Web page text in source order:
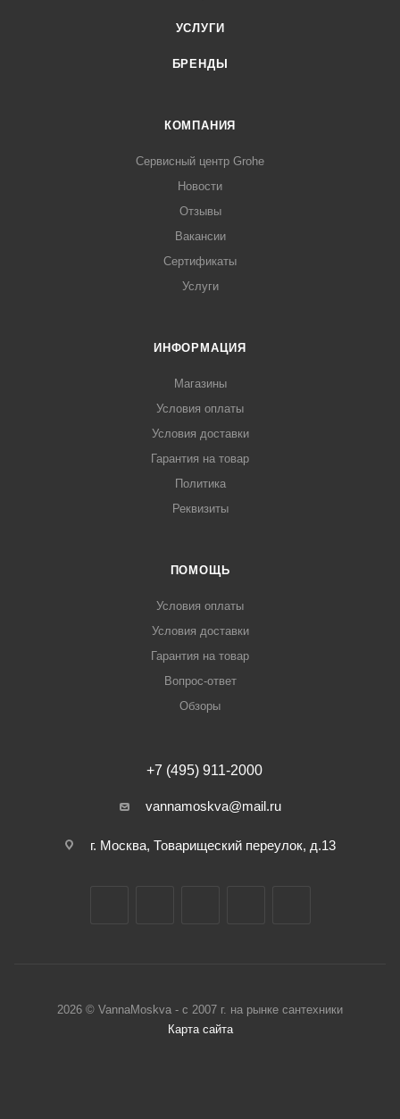
УСЛУГИ
БРЕНДЫ
КОМПАНИЯ
Сервисный центр Grohe
Новости
Отзывы
Вакансии
Сертификаты
Услуги
ИНФОРМАЦИЯ
Магазины
Условия оплаты
Условия доставки
Гарантия на товар
Политика
Реквизиты
ПОМОЩЬ
Условия оплаты
Условия доставки
Гарантия на товар
Вопрос-ответ
Обзоры
+7 (495) 911-2000
vannamoskva@mail.ru
г. Москва, Товарищеский переулок, д.13
2026 © VannaMoskva - с 2007 г. на рынке сантехники
Карта сайта